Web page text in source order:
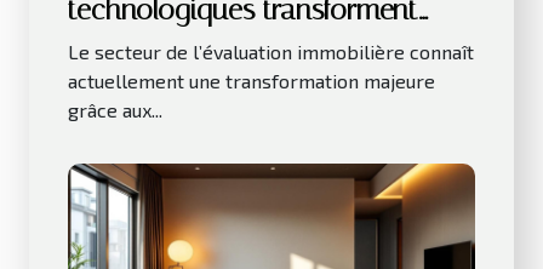
technologiques transforment
l'évaluation immobilière ?
Le secteur de l’évaluation immobilière connaît
actuellement une transformation majeure
grâce aux...